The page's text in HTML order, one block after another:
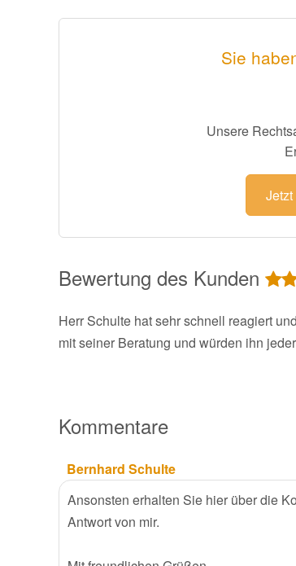
Sie
Unsere
Bewertung des Kunden
Herr Schulte hat sehr schnell reagiert
mit seiner Beratung und würden ihn
Kommentare
Bernhard Schulte
Ansonsten erhalten Sie hier über die
Antwort von mir.